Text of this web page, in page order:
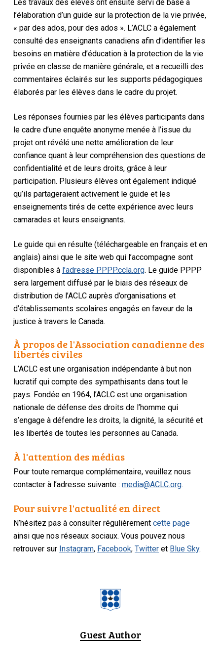
Les travaux des élèves ont ensuite servi de base à
l’élaboration d’un guide sur la protection de la vie privée,
« par des ados, pour des ados ». L’ACLC a également
consulté des enseignants canadiens afin d’identifier les
besoins en matière d’éducation à la protection de la vie
privée en classe de manière générale, et a recueilli des
commentaires éclairés sur les supports pédagogiques
élaborés par les élèves dans le cadre du projet.
Les réponses fournies par les élèves participants dans
le cadre d’une enquête anonyme menée à l’issue du
projet ont révélé une nette amélioration de leur
confiance quant à leur compréhension des questions de
confidentialité et de leurs droits, grâce à leur
participation. Plusieurs élèves ont également indiqué
qu’ils partageraient activement le guide et les
enseignements tirés de cette expérience avec leurs
camarades et leurs enseignants.
Le guide qui en résulte (téléchargeable en français et en
anglais) ainsi que le site web qui l’accompagne sont
disponibles à l’adresse PPPP.ccla.org. Le guide PPPP
sera largement diffusé par le biais des réseaux de
distribution de l’ACLC auprès d’organisations et
d’établissements scolaires engagés en faveur de la
justice à travers le Canada.
À propos de l'Association canadienne des
libertés civiles
L’ACLC est une organisation indépendante à but non
lucratif qui compte des sympathisants dans tout le
pays. Fondée en 1964, l’ACLC est une organisation
nationale de défense des droits de l’homme qui
s’engage à défendre les droits, la dignité, la sécurité et
les libertés de toutes les personnes au Canada.
À l'attention des médias
Pour toute remarque complémentaire, veuillez nous
contacter à l’adresse suivante :media@ACLC.org.
Pour suivre l'actualité en direct
N’hésitez pas à consulter régulièrementcette page
ainsi que nos réseaux sociaux. Vous pouvez nous
retrouver sur Instagram, Facebook,Twitter et Blue Sky.
Guest Author